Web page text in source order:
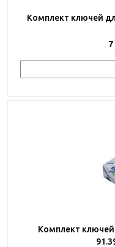
Комплект ключей
7
Комплект